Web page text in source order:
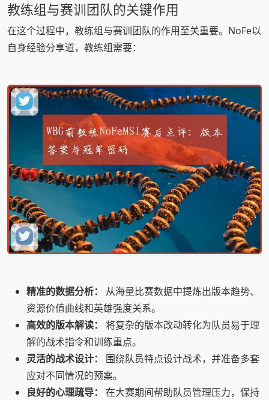
教练组与赛训团队的关键作用
在这个过程中，教练组与赛训团队的作用至关重要。NoFe以
自身经验分享道，教练组需要：
精准的数据分析：
从海量比赛数据中提炼出版本趋势、
资源价值曲线和英雄强度关系。
高效的版本解读：
将复杂的版本改动转化为队员易于理
解的战术指令和训练重点。
灵活的战术设计：
围绕队员特点设计战术，并准备多套
应对不同情况的预案。
良好的心理疏导：
在大赛期间帮助队员管理压力，保持